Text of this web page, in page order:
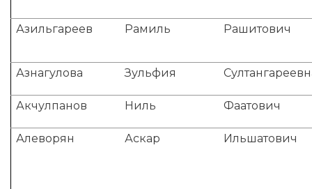
Азильгареев Рамиль Рашитович
Азнагулова Зульфия
Акчулпанов Ниль Фаатович
Алеворян Аскар Ильшатович